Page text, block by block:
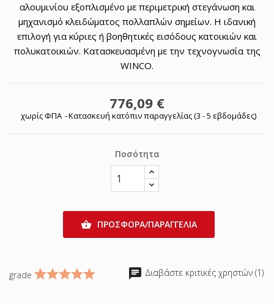
αλουμινίου εξοπλισμένο με περιμετρική στεγάνωση και
μηχανισμό κλειδώματος πολλαπλών σημείων. Η ιδανική
επιλογή για κύριες ή βοηθητικές εισόδους κατοικιών και
πολυκατοικιών. Κατασκευασμένη με την τεχνογνωσία της
WINCO.
776,09 €
χωρίς ΦΠΑ Κατασκευή κατόπιν παραγγελίας (3 - 5 εβδομάδες)
Ποσότητα
 ΠΡΟΣΦΟΡΑ/ΠΑΡΑΓΓΕΛΙΑ
grade chat Διαβάστε κριτικές χρηστών (1)